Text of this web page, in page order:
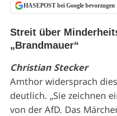
HASEPOST bei Google bevorzugen
Streit über
„Brandmauer“
Christian Stecker
Amthor widersprach
deutlich. „Sie zeichnen
von der AfD. Das